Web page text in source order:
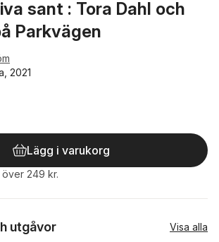
sant : Tora Dahl och
Parkvägen
2021
antal röster:
Lägg i varukorg
249 kr.
utgåvor Visa alla